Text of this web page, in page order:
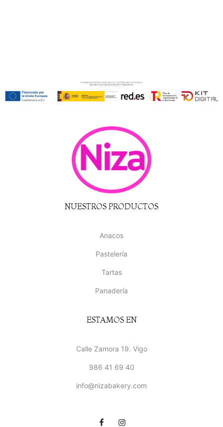
NUESTROS PRODUCTOS
Anacos
Pastelería
Tartas
Panadería
ESTAMOS EN
Calle Zamora 19. Vigo
986 41 69 40
info@nizabakery.com